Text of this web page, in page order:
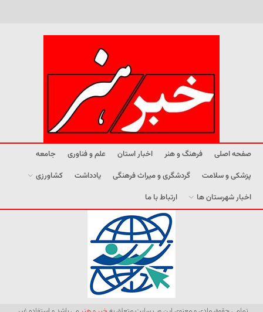
صفحه اصلی فرهنگ و هنر اخبار استان علم و فناوری
جامعه
پزشکی و سلامت
گردشگری و میراث فرهنگی یادداشت
کشاورزی
اخبار شهرستان ها
ارتباط با ما